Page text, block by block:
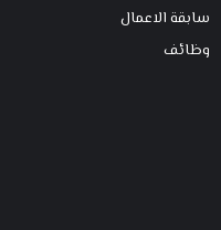
سابقة الاعمال
وظائف